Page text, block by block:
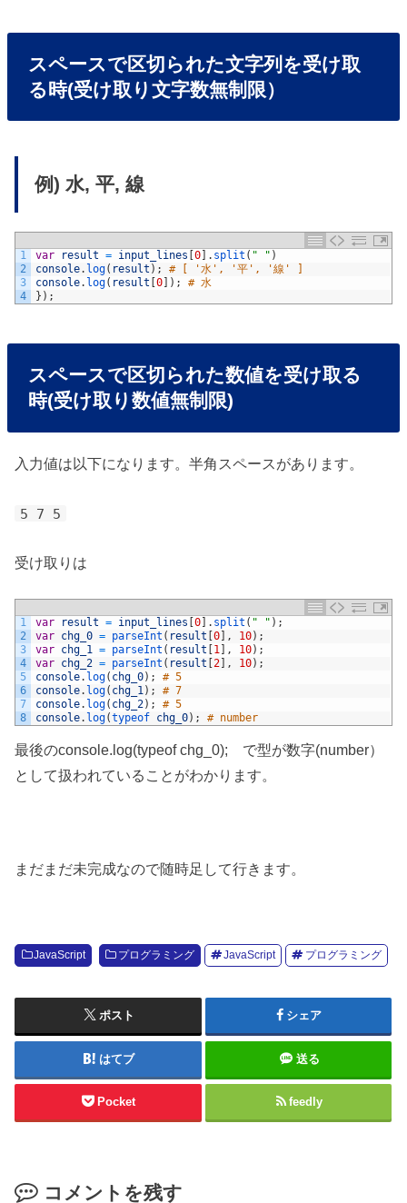
スペースで区切られた文字列を受け取
る時(受け取り文字数無制限）
例) 水, 平, 線
1
2
3
4
var result = input_lines [0 . split ( " " )
console. log( result ) ;
# [ '水', '平', '線' ]
console. log( result [0 ) ;
# 水
} ) ;
スペースで区切られた数値を受け取る
時(受け取り数値無制限)
入力値は以下になります。半角スペースがあります。
5 7 5
受け取りは
1
2
3
4
5
6
7
8
var result = input_lines [0 . split ( " " ) ;
var chg_0 = parseInt ( result [0 , 10) ;
var chg_1 = parseInt ( result 1 , 10) ;
var chg_2 = parseInt ( result [2 , 10) ;
console. log( chg_0) ;
# 5
console. log( chg_1) ;
# 7
console. log( chg_2) ;
# 5
console. log(typeof chg_0) ; # number
最後のconsole.log(typeof chg_0); で型が数字(number）
として扱われていることがわかります。
まだまだ未完成なので随時足して行きます。
JavaScript プログラミング JavaScript プログラミング
ポスト シェア
はてブ 送る
Pocket feedly
コメントを残す